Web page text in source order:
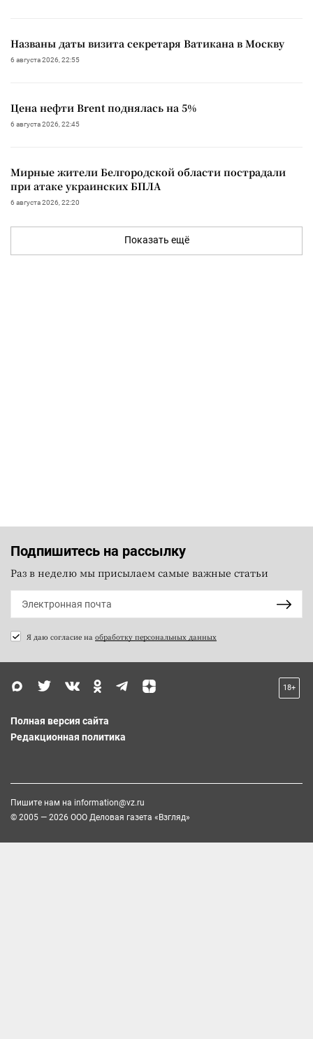
Названы даты визита секретаря Ватикана в Москву
6 августа 2026, 22:55
Цена нефти Brent поднялась на 5%
6 августа 2026, 22:45
Мирные жители Белгородской области пострадали
при атаке украинских БПЛА
6 августа 2026, 22:20
Показать ещё
Подпишитесь на рассылку
Раз в неделю мы присылаем самые важные статьи
Я даю согласие на обработку персональных данных
18+
Полная версия сайта
Редакционная политика
Пишите нам на information@vz.ru
© 2005 — 2026 ООО Деловая газета «Взгляд»